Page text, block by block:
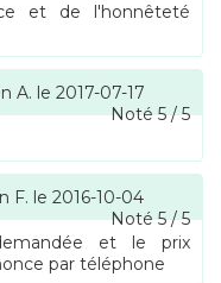
et de l'honnêteté
A. le 2017-07-17
Noté5/5
F. le 2016-10-04
Noté5/5
et le prix
par téléphone